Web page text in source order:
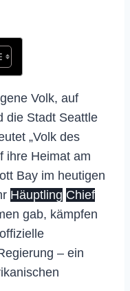
Volk, auf
die Stadt Seattle
„Volk des
ihre Heimat am
Bay im heutigen
Häuptling Chief
gab, kämpfen
– ein